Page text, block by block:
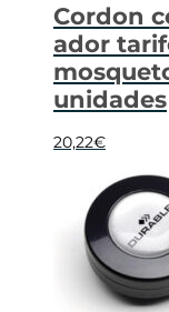
Cordon
ador
unidades
20,22€